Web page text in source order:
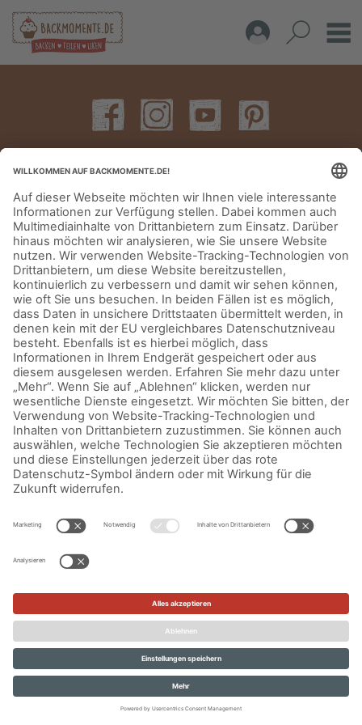
IMPRESSUM DATENSCHUTZERKLÄRUNG AGB KONTAKT
© Aurora Mühlen GmbH - Trettaustraße 49 – D-21107 Hamburg